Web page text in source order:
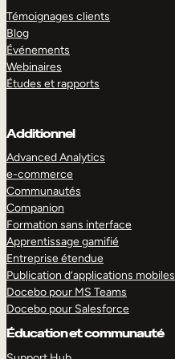
Témoignages clients
Blog
Événements
Webinaires
Études et rapports
Additionnel
Advanced Analytics
e-commerce
Communautés
Companion
Formation sans interface
Apprentissage gamifié
Entreprise étendue
Publication d’applications mobiles
Docebo pour MS Teams
Docebo pour Salesforce
Éducation et communauté